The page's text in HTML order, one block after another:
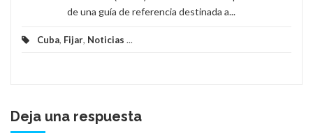
de una guía de referencia destinada a...
Cuba, Fijar, Noticias ...
Deja una respuesta